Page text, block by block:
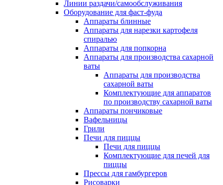
Линии раздачи/самообслуживания
Оборудование для фаст-фуда
Аппараты блинные
Аппараты для нарезки картофеля
спиралью
Аппараты для попкорна
Аппараты для производства сахарной
ваты
Аппараты для производства
сахарной ваты
Комплектующие для аппаратов
по производству сахарной ваты
Аппараты пончиковые
Вафельницы
Грили
Печи для пиццы
Печи для пиццы
Комплектующие для печей для
пиццы
Прессы для гамбургеров
Рисоварки